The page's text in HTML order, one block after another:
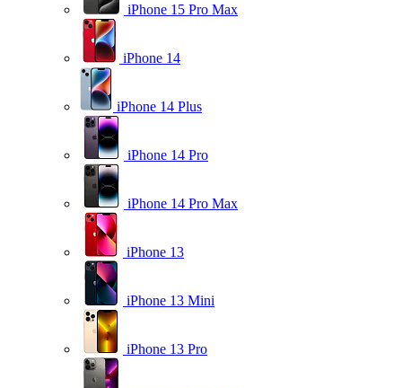
iPhone 15 Pro Max
iPhone 14
iPhone 14 Plus
iPhone 14 Pro
iPhone 14 Pro Max
iPhone 13
iPhone 13 Mini
iPhone 13 Pro